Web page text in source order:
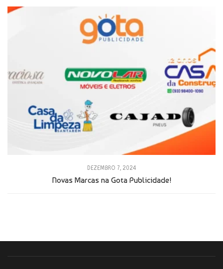
DEZEMBRO 7, 2024
Novas Marcas na Gota Publicidade!